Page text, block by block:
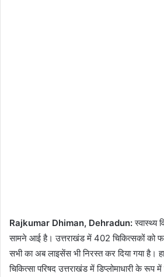
Rajkumar Dhiman, Dehradun:स्वास्थ्य
सामने आई है। उत्तराखंड में 402 चिकित्सकों को
सभी का अब लाइसेंस भी निरस्त कर दिया गया है।
चिकित्सा परिषद उत्तराखंड में डिप्लोमाधारी के